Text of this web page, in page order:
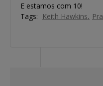
E estamos com 10!
Tags:
Keith Hawkins